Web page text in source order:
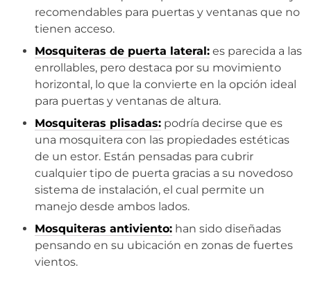
recomendables para puertas y ventanas que no
tienen acceso.
Mosquiteras de puerta lateral: es parecida a las
enrollables, pero destaca por su movimiento
horizontal, lo que la convierte en la opción ideal
para puertas y ventanas de altura.
Mosquiteras plisadas: podría decirse que es
una mosquitera con las propiedades estéticas
de un estor. Están pensadas para cubrir
cualquier tipo de puerta gracias a su novedoso
sistema de instalación, el cual permite un
manejo desde ambos lados.
Mosquiteras antiviento: han sido diseñadas
pensando en su ubicación en zonas de fuertes
vientos.